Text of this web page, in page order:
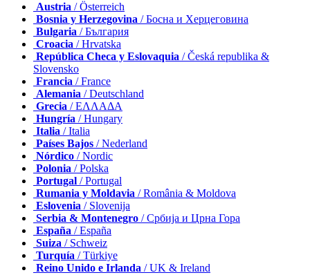
Austria / Österreich
Bosnia y Herzegovina / Босна и Херцеговина
Bulgaria / България
Croacia / Hrvatska
República Checa y Eslovaquia / Česká republika &
Slovensko
Francia / France
Alemania / Deutschland
Grecia / ΕΛΛΑΔΑ
Hungría / Hungary
Italia / Italia
Países Bajos / Nederland
Nórdico / Nordic
Polonia / Polska
Portugal / Portugal
Rumania y Moldavia / România & Moldova
Eslovenia / Slovenija
Serbia & Montenegro / Србија и Црна Гора
España / España
Suiza / Schweiz
Turquía / Türkiye
Reino Unido e Irlanda / UK & Ireland